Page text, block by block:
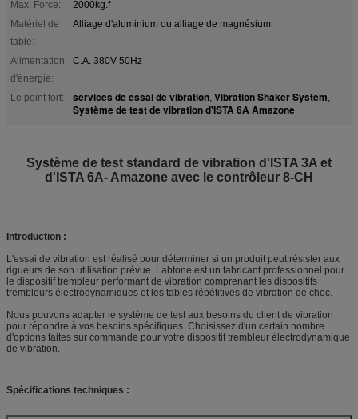
Max. Force:
2000kg.f
Matériel de
table:
Alliage d'aluminium ou alliage de magnésium
Alimentation
d'énergie:
C.A. 380V 50Hz
Le point fort: services de essai de vibration, Vibration Shaker System,
Système de test de vibration d'ISTA 6A Amazone
Système de test standard de vibration d'ISTA 3A et
d'ISTA 6A- Amazone avec le contrôleur 8-CH
Introduction :
L'essai de vibration est réalisé pour déterminer si un produit peut résister aux
rigueurs de son utilisation prévue. Labtone est un fabricant professionnel pour
le dispositif trembleur performant de vibration comprenant les dispositifs
trembleurs électrodynamiques et les tables répétitives de vibration de choc.
Nous pouvons adapter le système de test aux besoins du client de vibration
pour répondre à vos besoins spécifiques. Choisissez d'un certain nombre
d'options faites sur commande pour votre dispositif trembleur électrodynamique
de vibration.
Spécifications techniques :